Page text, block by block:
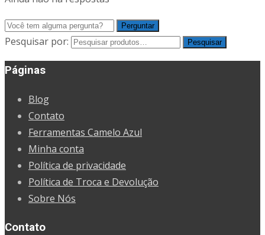
Pesquisar por: Pesquisar
Páginas
Blog
Contato
Ferramentas Camelo Azul
Minha conta
Política de privacidade
Política de Troca e Devolução
Sobre Nós
Contato